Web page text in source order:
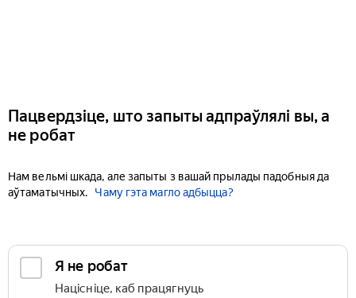
Пацвердзіце, што запыты адпраўлялі вы, а
не робат
Нам вельмі шкада, але запыты з вашай прылады падобныя да
аўтаматычных.
Чаму гэта магло адбыцца?
Я не робат
Націсніце, каб працягнуць